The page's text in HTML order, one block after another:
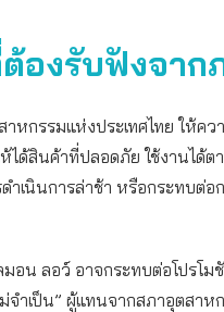
องรับฟังจาก
หกรรมแห่งประเทศไทย ให้ค
ได้สินค้าที่ปลอดภัย ใช้งานได้
ำเนินการล่าช้า หรือกระทบต่อ
อน ลอว์ อาจกระทบต่อโปรโ
จำเป็น” ผู้แทนจากสภาอุตสา